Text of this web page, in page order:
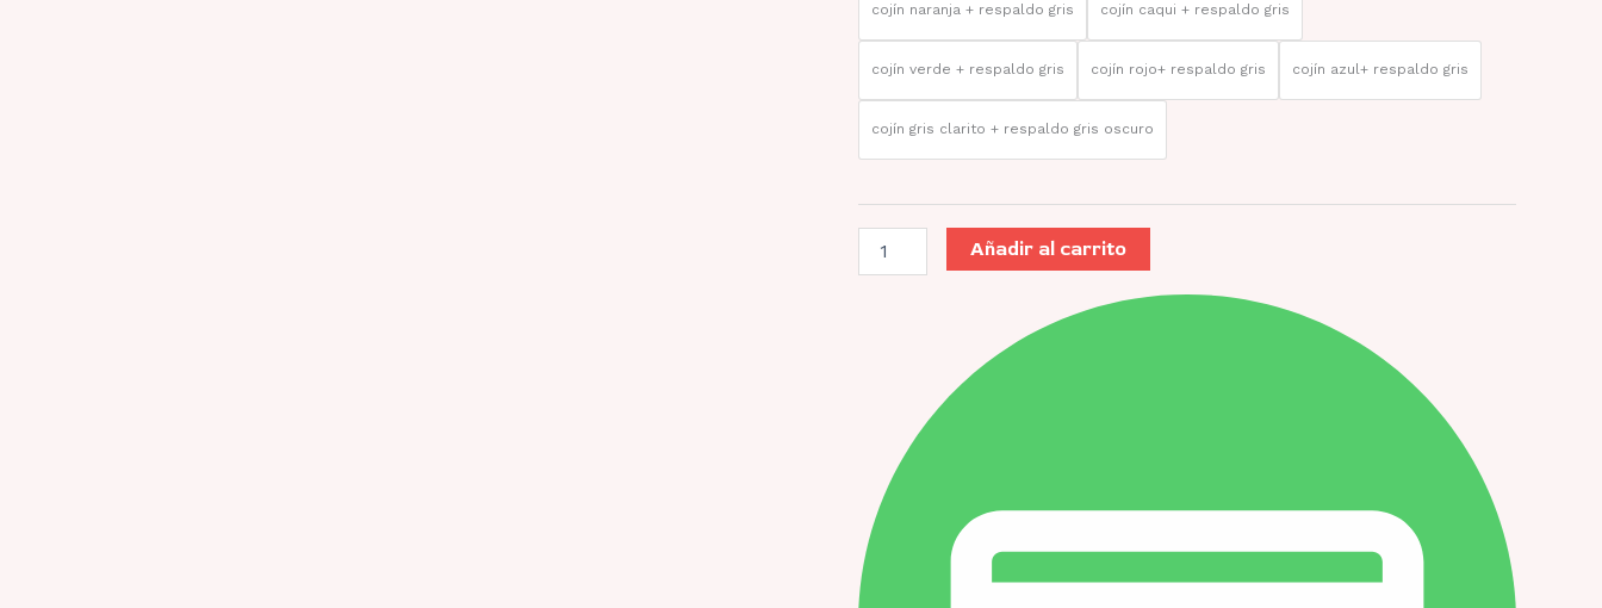
cojín naranja + respaldo gris cojín caqui + respaldo gris
cojín verde + respaldo gris cojín rojo+ respaldo gris cojín azul+ respaldo gris
cojín gris clarito + respaldo gris oscuro
Añadir al carrito